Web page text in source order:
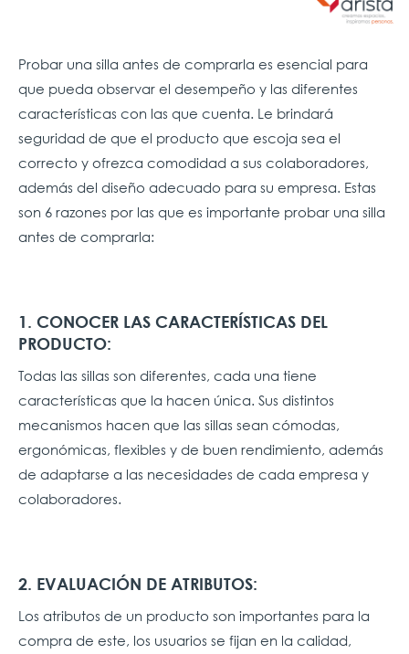
Probar una silla antes de comprarla es esencial para
que pueda observar el desempeño y las diferentes
características con las que cuenta. Le brindará
seguridad de que el producto que escoja sea el
correcto y ofrezca comodidad a sus colaboradores,
además del diseño adecuado para su empresa. Estas
son 6 razones por las que es importante probar una silla
antes de comprarla:
1. CONOCER LAS CARACTERÍSTICAS DEL
PRODUCTO:
Todas las sillas son diferentes, cada una tiene
características que la hacen única. Sus distintos
mecanismos hacen que las sillas sean cómodas,
ergonómicas, flexibles y de buen rendimiento, además
de adaptarse a las necesidades de cada empresa y
colaboradores.
2. EVALUACIÓN DE ATRIBUTOS:
Los atributos de un producto son importantes para la
compra de este, los usuarios se fijan en la calidad,